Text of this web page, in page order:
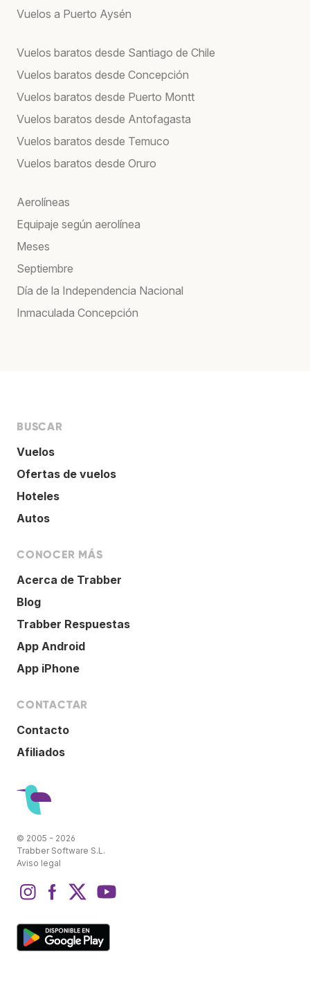
Vuelos a Puerto Aysén
Vuelos baratos desde Santiago de Chile
Vuelos baratos desde Concepción
Vuelos baratos desde Puerto Montt
Vuelos baratos desde Antofagasta
Vuelos baratos desde Temuco
Vuelos baratos desde Oruro
Aerolíneas
Equipaje según aerolínea
Meses
Septiembre
Día de la Independencia Nacional
Inmaculada Concepción
BUSCAR
Vuelos
Ofertas de vuelos
Hoteles
Autos
CONOCER MÁS
Acerca de Trabber
Blog
Trabber Respuestas
App Android
App iPhone
CONTACTAR
Contacto
Afiliados
© 2005 - 2026
Trabber Software S.L.
Aviso legal